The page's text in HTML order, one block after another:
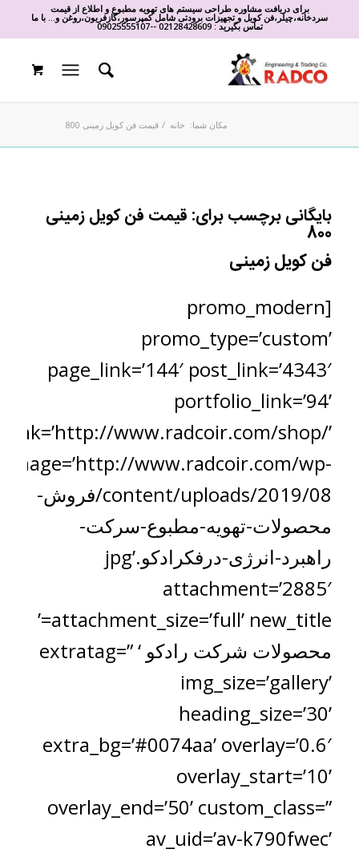
برای دریافت مشاوره طراحی سیستم های تهویه مطبوع و اطلاع از قیمت
سردخانه،چیلر،فن کویل و تجهیزات برودتی شامل کمپرسور،گازفریون،روغن و... با ما
تماس بگیرید :02128428609
-
-
09025555107
مکان شما: خانه / قیمت فن کویل زمینی 800
بایگانی برچسب برای: قیمت فن کویل زمینی
800
فن کویل زمینی
[promo_modern
promo_type=’custom’
page_link=’144′ post_link=’4343′
portfolio_link=’94’
www.radcoir.com/shop/’
www.radcoir.com/wp-
content/uploads/2019/08/فروش-
محصولات-تهویه-مطبوع-سرکت-
راهبرد-انرژی-درفکرادکو.jpg’
attachment=’2885′
attachment_size=’full’ new_title=’
محصولات شرکت رادکو ‘ extratag=”
img_size=’gallery’
heading_size=’30’
extra_bg=’#0074aa’ overlay=’0.6′
overlay_start=’10’
overlay_end=’50’ custom_class=”
av_uid=’av-k790fwec’